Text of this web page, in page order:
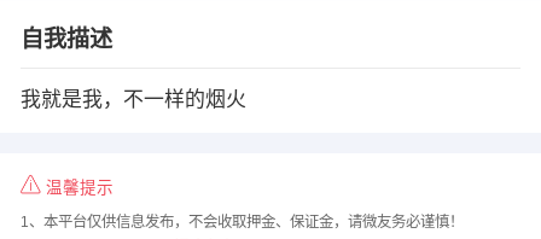
自我描述
我就是我，不一样的烟火
温馨提示
1、本平台仅供信息发布，不会收取押金、保证金，请微友务必谨慎！